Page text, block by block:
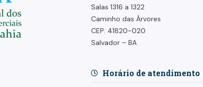
Salas 1316 a 1322
Caminho das Árvores
CEP: 41820-020
Salvador – BA
Horário de atendimento